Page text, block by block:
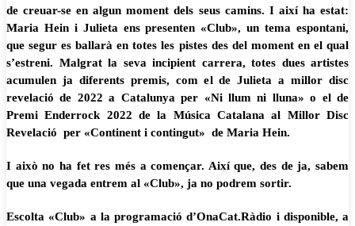
de creuar-se en algun moment dels seus camins. I així ha estat:
Maria Hein i Julieta ens presenten «Club», un tema espontani,
que segur es ballarà en totes les pistes des del moment en el qual
s’estreni. Malgrat la seva incipient carrera, totes dues artistes
acumulen ja diferents premis, com el de Julieta a millor disc
revelació de 2022 a Catalunya per «Ni llum ni lluna» o el de
Premi Enderrock 2022 de la Música Catalana al Millor Disc
Revelació per «Continent i contingut» de Maria Hein.
I això no ha fet res més a començar. Així que, des de ja, sabem
que una vegada entrem al «Club», ja no podrem sortir.
Escolta «Club» a la programació d’OnaCat.Ràdio i disponible, a